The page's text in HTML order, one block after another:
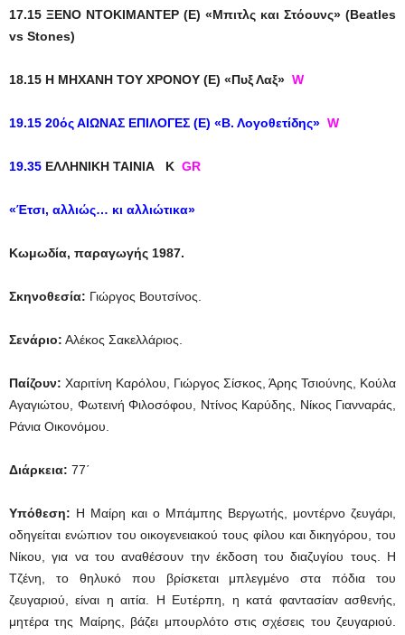
17.15 ΞΕΝΟ ΝΤΟΚΙΜΑΝΤΕΡ (Ε) «Μπιτλς και Στόουνς» (Beatles
vs Stones)
18.15 Η ΜΗΧΑΝΗ ΤΟΥ ΧΡΟΝΟΥ (Ε) «Πυξ Λαξ» W
19.15 20ός ΑΙΩΝΑΣ ΕΠΙΛΟΓΕΣ (Ε) «Β. Λογοθετίδης» W
19.35 ΕΛΛΗΝΙΚΗ ΤΑΙΝΙΑ K GR
«Έτσι, αλλιώς… κι αλλιώτικα»
Κωμωδία, παραγωγής 1987.
Σκηνοθεσία: Γιώργος Βουτσίνος.
Σενάριο: Αλέκος Σακελλάριος.
Παίζουν: Χαριτίνη Καρόλου, Γιώργος Σίσκος, Άρης Τσιούνης, Κούλα
Αγαγιώτου, Φωτεινή Φιλοσόφου, Ντίνος Καρύδης, Νίκος Γιανναράς,
Ράνια Οικονόμου.
Διάρκεια: 77΄
Υπόθεση: Η Μαίρη και ο Μπάμπης Βεργωτής, μοντέρνο ζευγάρι,
οδηγείται ενώπιον του οικογενειακού τους φίλου και δικηγόρου, του
Νίκου, για να του αναθέσουν την έκδοση του διαζυγίου τους. Η
Τζένη, το θηλυκό που βρίσκεται μπλεγμένο στα πόδια του
ζευγαριού, είναι η αιτία. Η Ευτέρπη, η κατά φαντασίαν ασθενής,
μητέρα της Μαίρης, βάζει μπουρλότο στις σχέσεις του ζευγαριού.